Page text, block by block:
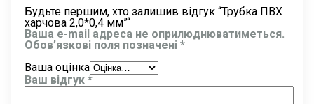
Будьте першим, хто залишив відгук “Трубка ПВХ
харчова 2,0*0,4 мм”“
Ваша e-mail адреса не оприлюднюватиметься.
Обов’язкові поля позначені *
Ваша оцінка
Ваш відгук *